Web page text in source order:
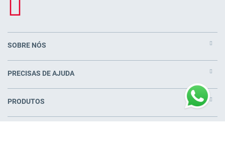
SOBRE NÓS
PRECISAS DE AJUDA
PRODUTOS